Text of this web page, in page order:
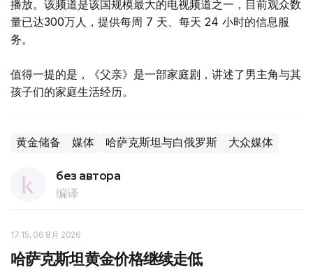
播放。该频道是该国规模最大的电视频道之一，目前观众数
量已达300万人，提供每周 7 天、每天 24 小时的信息服
务。
值得一提的是，《父亲》是一部家庭剧，讲述了男主角与其
孩子们的家庭生活经历。
黄金储备 媒体 哈萨克斯坦与白俄罗斯 大众媒体
без автора
编译
17:15, 06 8月 2026
哈萨克斯坦黄金价格继续走低